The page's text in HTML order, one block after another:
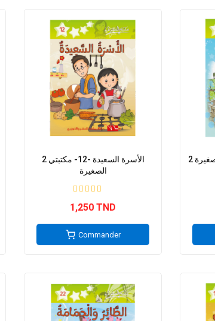
2 الأسرة السعيدة -12- مكتبتي
الصغيرة
1,250 TND
Commander